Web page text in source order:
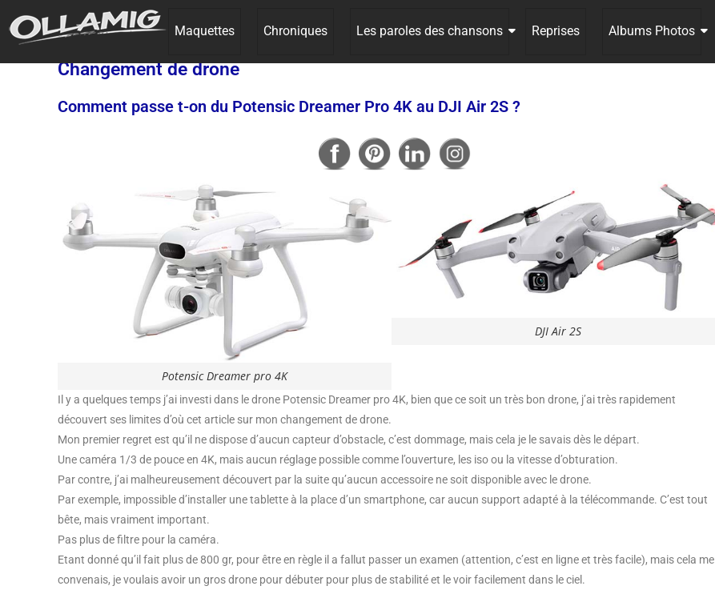
Maquettes Chroniques Les paroles des chansons Reprises Albums Photos
Changement de drone
Comment passe t-on du Potensic Dreamer Pro 4K au DJI Air 2S ?
Potensic Dreamer pro 4K
DJI Air 2S
Il y a quelques temps j’ai investi dans le drone Potensic Dreamer pro 4K, bien que ce soit un très bon drone, j’ai très rapidement
découvert ses limites d’où cet article sur mon changement de drone.
Mon premier regret est qu’il ne dispose d’aucun capteur d’obstacle, c’est dommage, mais cela je le savais dès le départ.
Une caméra 1/3 de pouce en 4K, mais aucun réglage possible comme l’ouverture, les iso ou la vitesse d’obturation.
Par contre, j’ai malheureusement découvert par la suite qu’aucun accessoire ne soit disponible avec le drone.
Par exemple, impossible d’installer une tablette à la place d’un smartphone, car aucun support adapté à la télécommande. C’est tout
bête, mais vraiment important.
Pas plus de filtre pour la caméra.
Etant donné qu’il fait plus de 800 gr, pour être en règle il a fallut passer un examen (attention, c’est en ligne et très facile), mais cela me
convenais, je voulais avoir un gros drone pour débuter pour plus de stabilité et le voir facilement dans le ciel.